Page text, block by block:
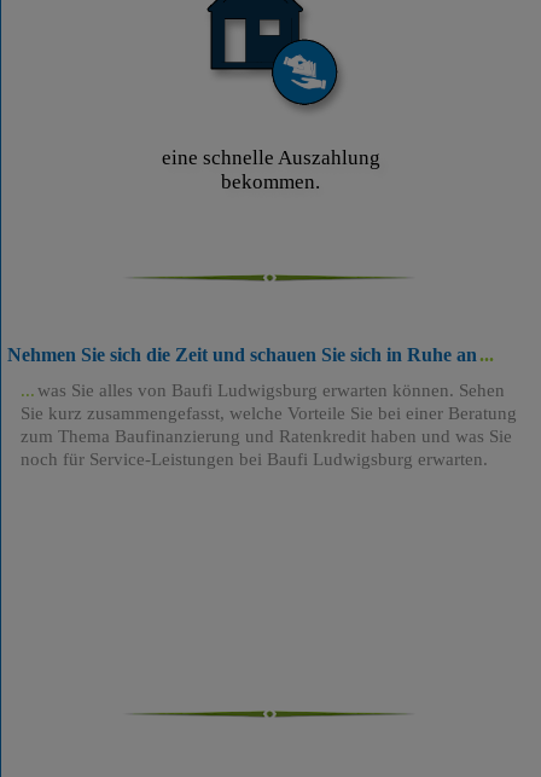
eine schnelle Auszahlung
bekommen.
Nehmen Sie sich die Zeit und schauen Sie sich in Ruhe an
was Sie alles von Baufi Ludwigsburg erwarten können. Sehen
Sie kurz zusammengefasst, welche Vorteile Sie bei einer Beratung
zum Thema Baufinanzierung und Ratenkredit haben und was Sie
noch für Service-Leistungen bei Baufi Ludwigsburg erwarten.